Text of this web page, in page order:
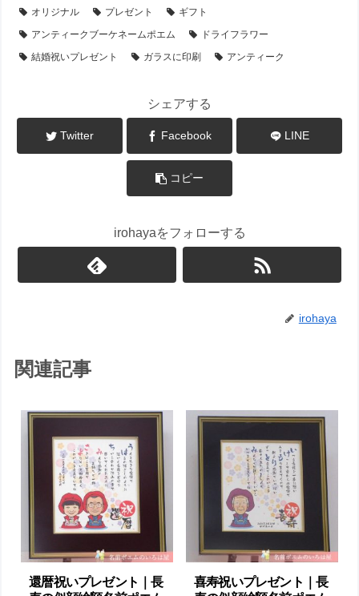
オリジナル プレゼント
ギフト
アンティークブーケネームポエム
ドライフラワー
結婚祝いプレゼント
ガラスに印刷 アンティーク
シェアする
Twitter Facebook LINE
コピー
irohayaをフォローする
irohaya
関連記事
還暦祝いプレゼント｜長
喜寿祝いプレゼント｜長